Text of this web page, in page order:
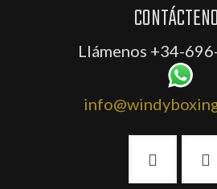
Llámenos +34-